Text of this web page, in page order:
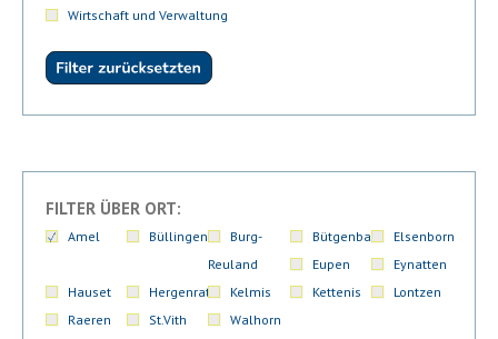
Wirtschaft und Verwaltung
FILTER ÜBER ORT:
Amel Büllingen
Burg-
Reuland
Bütgenbach
Elsenborn
Eupen
Eynatten
Hauset
Hergenrath Kelmis Kettenis
Lontzen
Raeren
St.Vith Walhorn